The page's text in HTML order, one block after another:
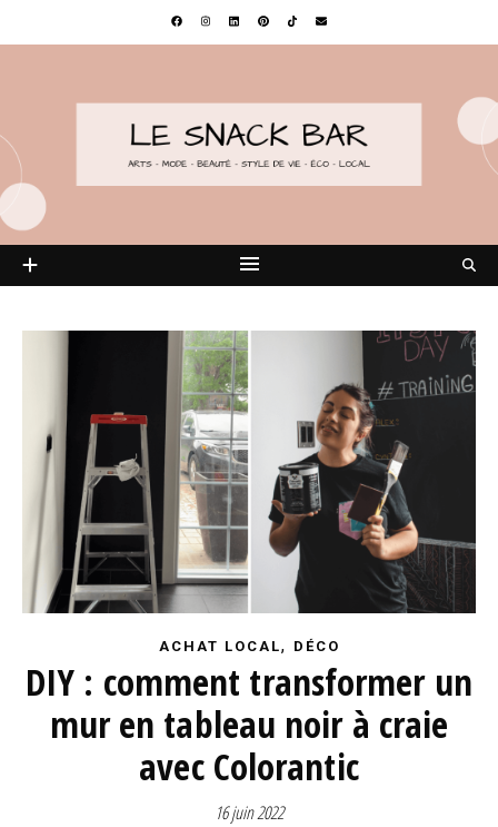
ACHAT LOCAL, DÉCO
DIY : comment transformer un
mur en tableau noir à craie
avec Colorantic
16 juin 2022